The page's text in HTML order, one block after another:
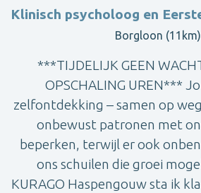
Klinisch psycholoog en
Borgloon (11km)
***TIJDELIJK GEEN
OPSCHALING UREN***
zelfontdekking – samen op
onbewust patronen met
beperken, terwijl er ook
ons schuilen die groei
KURAGO Haspengouw sta ik